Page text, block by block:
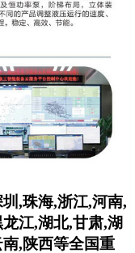
,珠海,浙江,河南,
江,湖北,甘肃,湖
,陕西等全国重